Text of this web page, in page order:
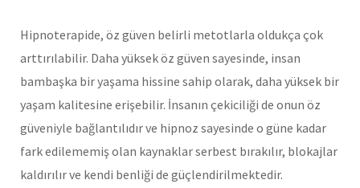
Hipnoterapide, öz güven belirli metotlarla oldukça çok
arttırılabilir. Daha yüksek öz güven sayesinde, insan
bambaşka bir yaşama hissine sahip olarak, daha yüksek bir
yaşam kalitesine erişebilir. İnsanın çekiciliği de onun öz
güveniyle bağlantılıdır ve hipnoz sayesinde o güne kadar
fark edilememiş olan kaynaklar serbest bırakılır, blokajlar
kaldırılır ve kendi benliği de güçlendirilmektedir.